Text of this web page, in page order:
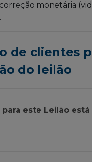
monetária
de clientes
do leilão
para este Leilão está